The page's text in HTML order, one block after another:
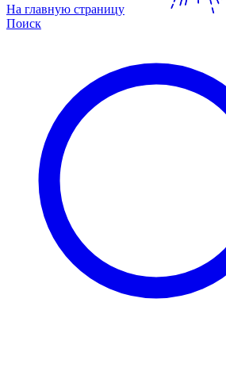
На главную страницу
Поиск